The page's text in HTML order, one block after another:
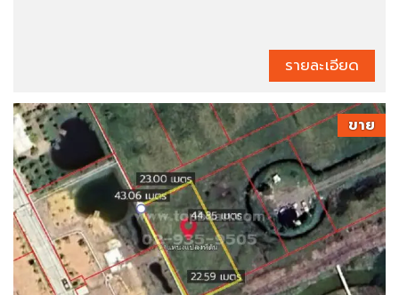
รายละเอียด
ขาย